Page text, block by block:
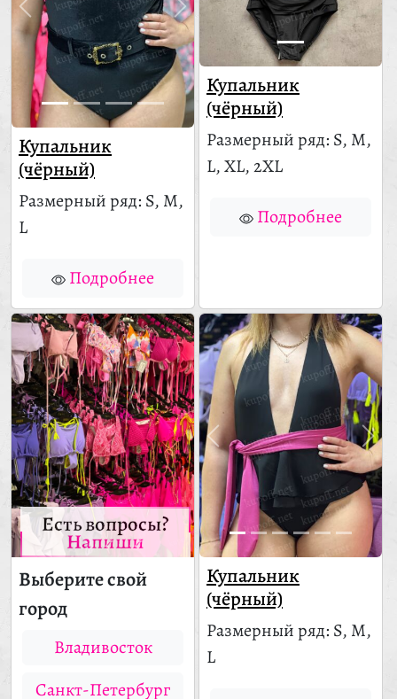
Есть вопросы?
Напиши
Выберите свой
город
Владивосток
Санкт-Петербург
Купальник
(чёрный)
Размерный ряд: S, M,
L
Подробнее
Купальник
(чёрный)
Размерный ряд: S, M,
L, XL, 2XL
Подробнее
Купальник
(чёрный)
Размерный ряд: S, M,
L